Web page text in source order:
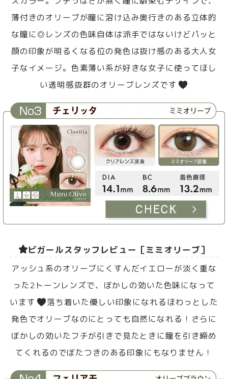
薄付きのオリーブが瞳に溶け込み奥行きのある立体的
な瞳に◎レンズの色味自体は派手ではないけどパッと
顔の印象が明るくなる位の発色は抜け感のある大人女
子なイメージ。色素薄い系が好きな女子に使ってほし
い透明感抜群のオリーブレンズです
ビガールスタッフレビュー［ミミオリーブ］
アッシュ系のオリーブにくすんだイエローが淡く重な
った2トーンレンズで、ぼかしの効いた色味になって
います
落ち着いた優しい印象になれるほわっとした
発色でオリーブなのにとっても自然になれる！さらに
ぼかしの効いたフチが引きで見たときに瞳を引き締め
てくれるのでぼたつきのある印象にもなりません！